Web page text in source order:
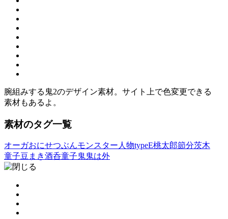
腕組みする鬼2のデザイン素材。サイト上で色変更できる
素材もあるよ。
素材のタグ一覧
オーガおにせつぶんモンスター人物typeE桃太郎節分茨木
童子豆まき酒呑童子鬼鬼は外